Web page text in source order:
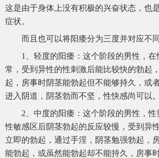
这是由于身体上没有积极的兴奋状态，也
症状。
而且也可以将阳痿分为三度并对应不
1、轻度的阳痿：这个阶段的男性，
常，受到异性的性刺激后能比较快的勃起
起，房事时阴茎能勃起但不能够持久，或
进入阴道，阴茎勃而不坚，性快感尚可以。
2、中度的阳痿：这个阶段的男性，
性敏感区后阴茎勃起的反应较慢，受到异
立即的勃起，通过手淫，阴茎勉强勃起，
能勃起，或虽然能勃起却不能持久，房事